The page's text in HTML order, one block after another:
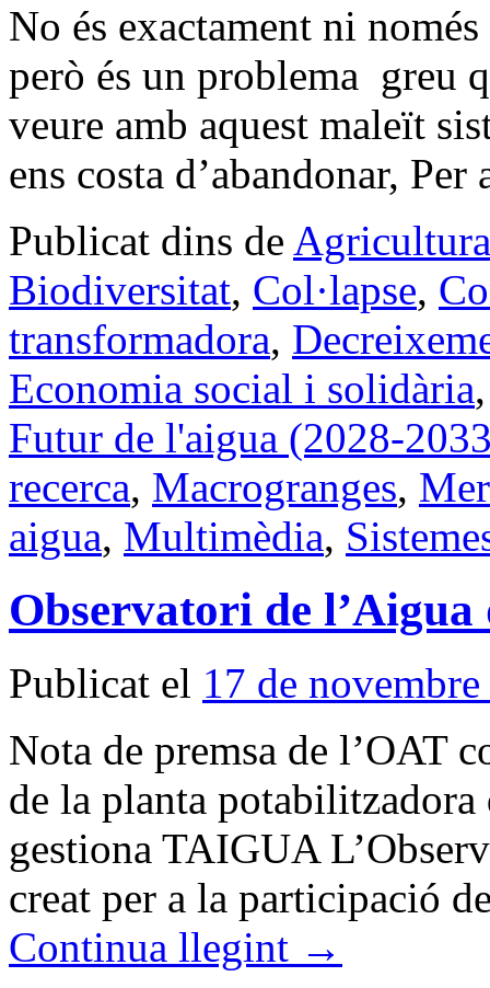
No és exactament ni
però és un problema greu
veure amb aquest maleït
ens costa d’abandonar,
Publicat dins de Agricultura
Biodiversitat, Col·lapse,
transformadora,
Economia social i solidària
Futur de l'aigua (2028-
recerca, Macrogranges,
aigua, Multimèdia,
Observatori de l’Aigua
Publicat el 17 de
Nota de premsa de l’OAT
de la planta potabilitzadora
gestiona TAIGUA
creat per a la participació
Continua llegint →